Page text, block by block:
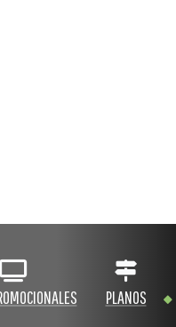
PLANOS